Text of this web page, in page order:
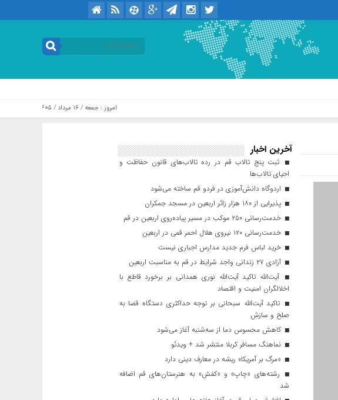
امروز : جمعه / ۱۶ مرداد / ۱۴۰۵ .::. برابر با : Friday, 7 August , 2026
آخرین اخبار
ثبت پنج تالاب قم در رده تالاب‌های قانون حفاظت و
احیای تالاب‌ها
اردوگاه دانش‌آموزی در فردو قم ساخته می‌شود
پذیرایی از ۱۸۰ هزار زائر اربعین در مسجد جمکران
خدمت‌رسانی ۲۵۰ موکب در مسیر پیاده‌روی اربعین در قم
خدمت‌رسانی ۱۲۰ نیروی هلال احمر قمی در اربعین
خرید لباس فرم جدید مدارس اجباری نیست
آزادی ۲۷ زندانی واجد شرایط در قم به مناسبت اربعین
آیت‌الله تاکید آیت‌الله نوری همدانی بر برخورد قاطع با
اخلالگران امنیت و اقتصاد
تاکید آیت‌الله‌ سبحانی بر توجه حداکثری دستگاه قضا به
صلح و سازش
کاهش محسوس دما از سه‌شنبه آغاز می‌شود
نماهنگ مسافر کربلا منتشر شد + ویدئو
«مرگ بر آمریکا» ریشه در معارف دینی دارد
رشته‌های «چاپ» و «کفش» به هنرستان‌های قم اضافه
شد